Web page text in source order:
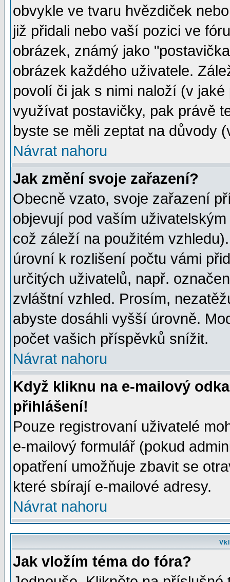
obvykle ve tvaru hvězdiček
již přidali nebo vaší pozici ve
obrázek, známý jako
obrázek každého uživatele.
povolí či jak s nimi naloží (v
využívat postavičky, pak právě
byste se měli zeptat na důvody
Návrat nahoru
Jak změní svoje zařazení?
Obecně vzato, svoje zařazení
objevují pod vaším
což záleží na použitém
úrovní k rozlišení počtu vámi
určitých uživatelů, např.
zvláštní vzhled. Prosím,
abyste dosáhli vyšší úrovně.
počet vašich příspěvků snížit.
Návrat nahoru
Když kliknu na e-mailový
přihlášení!
Pouze registrovaní uživatelé
e-mailový formulář (pokud
opatření umožňuje zbavit se
které sbírají e-mailové adresy.
Návrat nahoru
Jak vložím téma do fóra?